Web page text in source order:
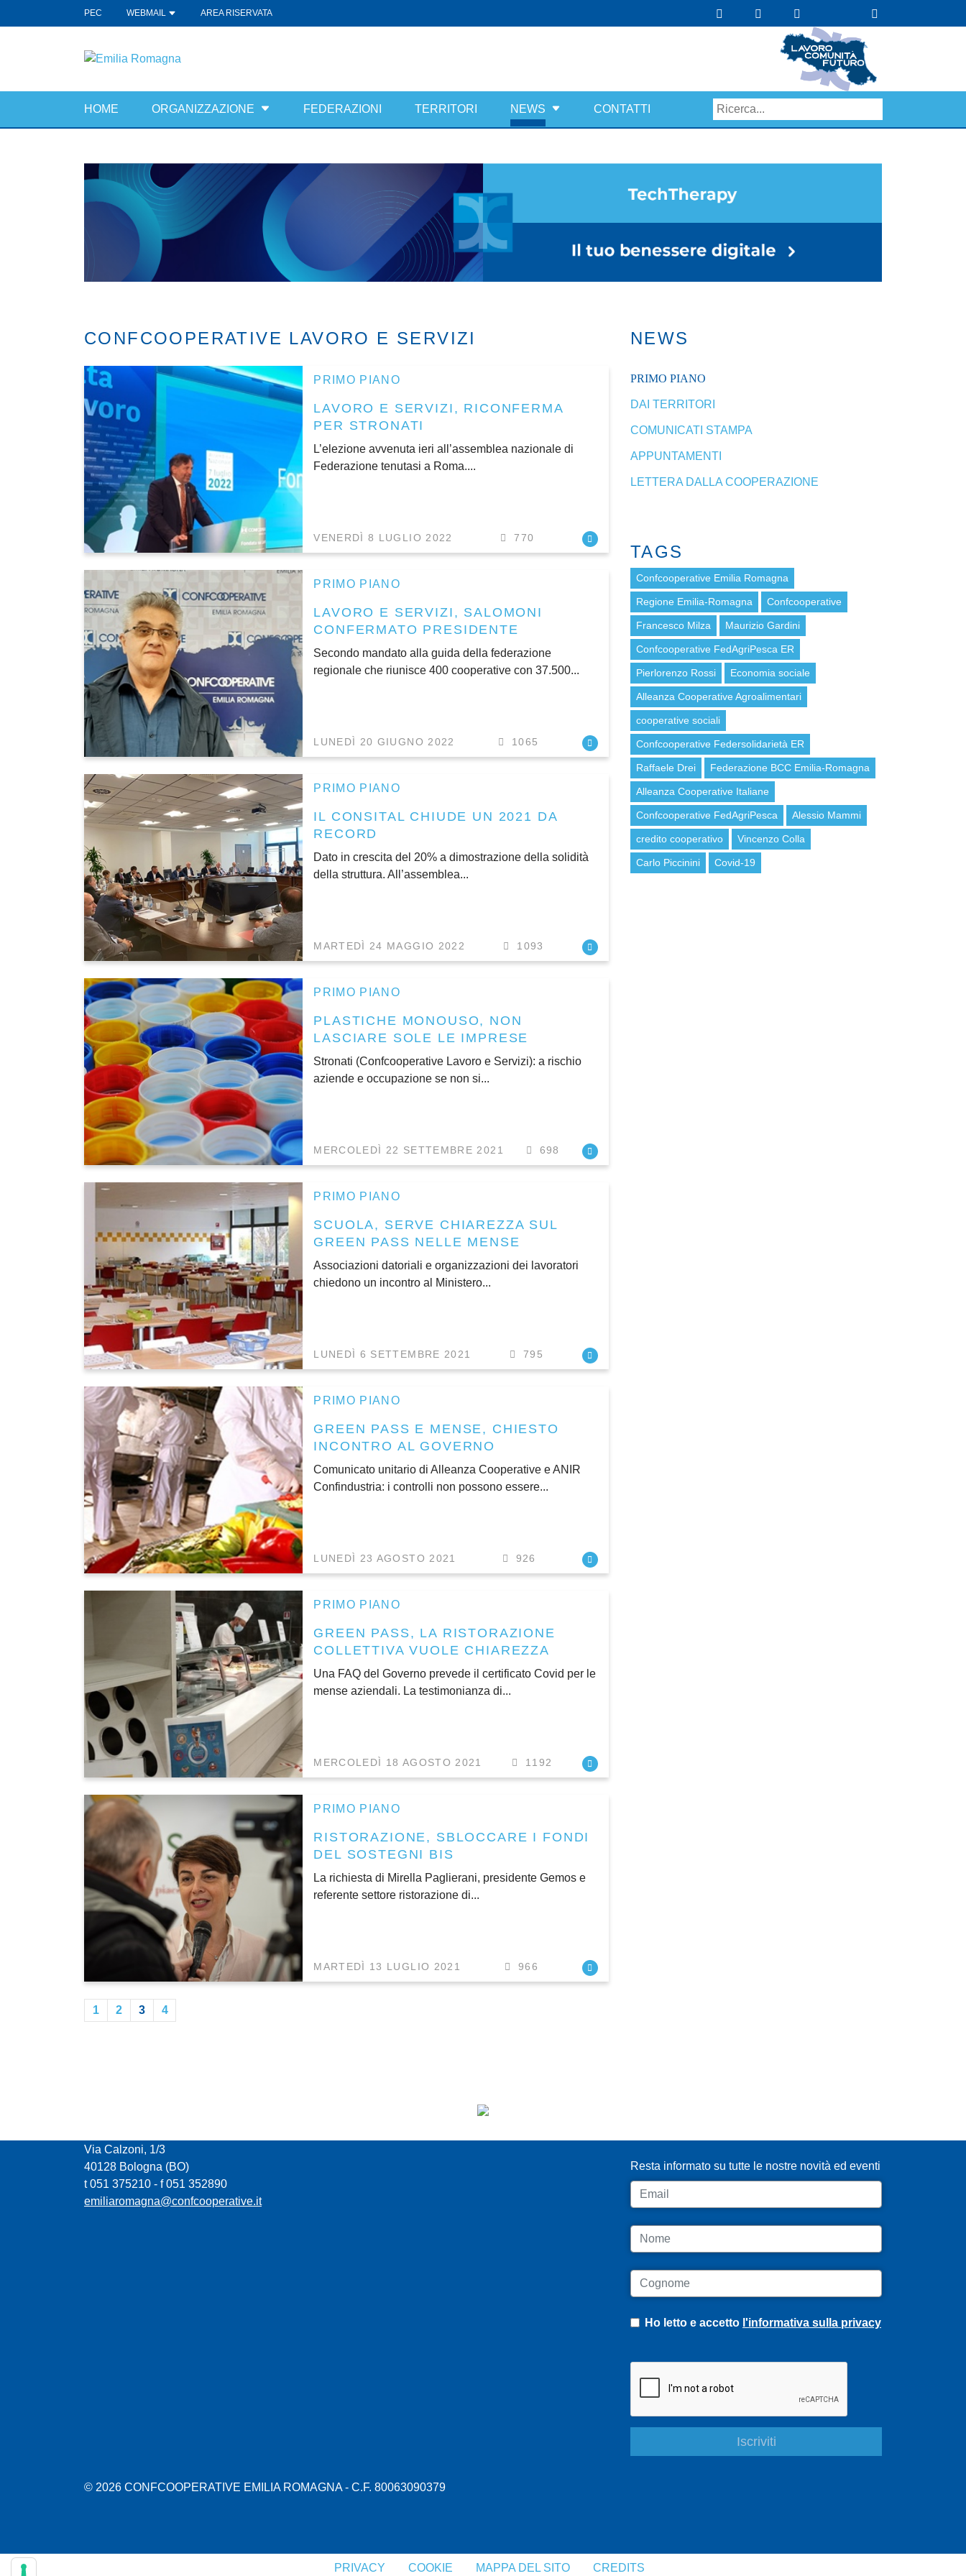
PEC WEBMAIL AREA RISERVATA
HOME ORGANIZZAZIONE FEDERAZIONI TERRITORI NEWS CONTATTI
CONFCOOPERATIVE LAVORO E SERVIZI
PRIMO PIANO
LAVORO E SERVIZI, RICONFERMA
PER STRONATI
L’elezione avvenuta ieri all’assemblea nazionale di
Federazione tenutasi a Roma....
VENERDÌ 8 LUGLIO 2022 770
PRIMO PIANO
LAVORO E SERVIZI, SALOMONI
CONFERMATO PRESIDENTE
Secondo mandato alla guida della federazione
regionale che riunisce 400 cooperative con 37.500...
LUNEDÌ 20 GIUGNO 2022 1065
PRIMO PIANO
IL CONSITAL CHIUDE UN 2021 DA
RECORD
Dato in crescita del 20% a dimostrazione della solidità
della struttura. All’assemblea...
MARTEDÌ 24 MAGGIO 2022 1093
PRIMO PIANO
PLASTICHE MONOUSO, NON
LASCIARE SOLE LE IMPRESE
Stronati (Confcooperative Lavoro e Servizi): a rischio
aziende e occupazione se non si...
MERCOLEDÌ 22 SETTEMBRE 2021 698
PRIMO PIANO
SCUOLA, SERVE CHIAREZZA SUL
GREEN PASS NELLE MENSE
Associazioni datoriali e organizzazioni dei lavoratori
chiedono un incontro al Ministero...
LUNEDÌ 6 SETTEMBRE 2021 795
PRIMO PIANO
GREEN PASS E MENSE, CHIESTO
INCONTRO AL GOVERNO
Comunicato unitario di Alleanza Cooperative e ANIR
Confindustria: i controlli non possono essere...
LUNEDÌ 23 AGOSTO 2021 926
PRIMO PIANO
GREEN PASS, LA RISTORAZIONE
COLLETTIVA VUOLE CHIAREZZA
Una FAQ del Governo prevede il certificato Covid per le
mense aziendali. La testimonianza di...
MERCOLEDÌ 18 AGOSTO 2021 1192
PRIMO PIANO
RISTORAZIONE, SBLOCCARE I FONDI
DEL SOSTEGNI BIS
La richiesta di Mirella Paglierani, presidente Gemos e
referente settore ristorazione di...
MARTEDÌ 13 LUGLIO 2021 966
1 2 3 4
NEWS
PRIMO PIANO
DAI TERRITORI
COMUNICATI STAMPA
APPUNTAMENTI
LETTERA DALLA COOPERAZIONE
TAGS
Confcooperative Emilia Romagna
Regione Emilia-Romagna Confcooperative
Francesco Milza Maurizio Gardini
Confcooperative FedAgriPesca ER
Pierlorenzo Rossi Economia sociale
Alleanza Cooperative Agroalimentari
cooperative sociali
Confcooperative Federsolidarietà ER
Raffaele Drei Federazione BCC Emilia-Romagna
Alleanza Cooperative Italiane
Confcooperative FedAgriPesca Alessio Mammi
credito cooperativo Vincenzo Colla
Carlo Piccinini Covid-19
Resta informato su tutte le nostre novità ed eventi
Email
Nome
Cognome
Ho letto e accetto l'informativa sulla privacy
Via Calzoni, 1/3
40128 Bologna (BO)
t 051 375210 - f 051 352890
emiliaromagna@confcooperative.it
© 2026 CONFCOOPERATIVE EMILIA ROMAGNA - C.F. 80063090379
PRIVACY COOKIE MAPPA DEL SITO CREDITS